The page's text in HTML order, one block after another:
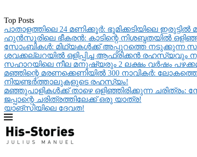
Top Posts
പാതാളത്തിലെ 24 മണിക്കൂർ: ഭൂമിക്കടിയിലെ
ഹുൻസൂരിലെ ഭീകരൻ: കാടിന്റെ നിശബ്ദതയിൽ
സോംബികൾ: മിഥ്യകൾക്ക് അപ്പുറത്തെ നടുക്കുന്ന
ശവക്കല്ലറയിൽ ഒളിപ്പിച്ച ആഫ്രിക്കൻ രഹസ്യവും
സഹാറയിലെ നീല മനുഷ്യരും 2 ലക്ഷം വർഷം
മഞ്ഞിന്റെ മരണക്കെണിയിൽ 300 നാവികർ: ലോകത്തെ
നിയണ്ടർത്താലുകളുടെ രഹസ്യം!
മഞ്ഞുപാളികൾക്ക് താഴെ ഒളിഞ്ഞിരിക്കുന്ന
ജപ്പാന്റെ ചരിത്രത്തിലേക്ക് ഒരു യാത്ര!
യാങ്‌സിയിലെ ദേവത!